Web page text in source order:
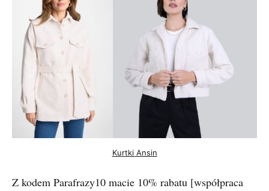
Kurtki Ansin
Z kodem Parafrazy10 macie 10% rabatu [współpraca